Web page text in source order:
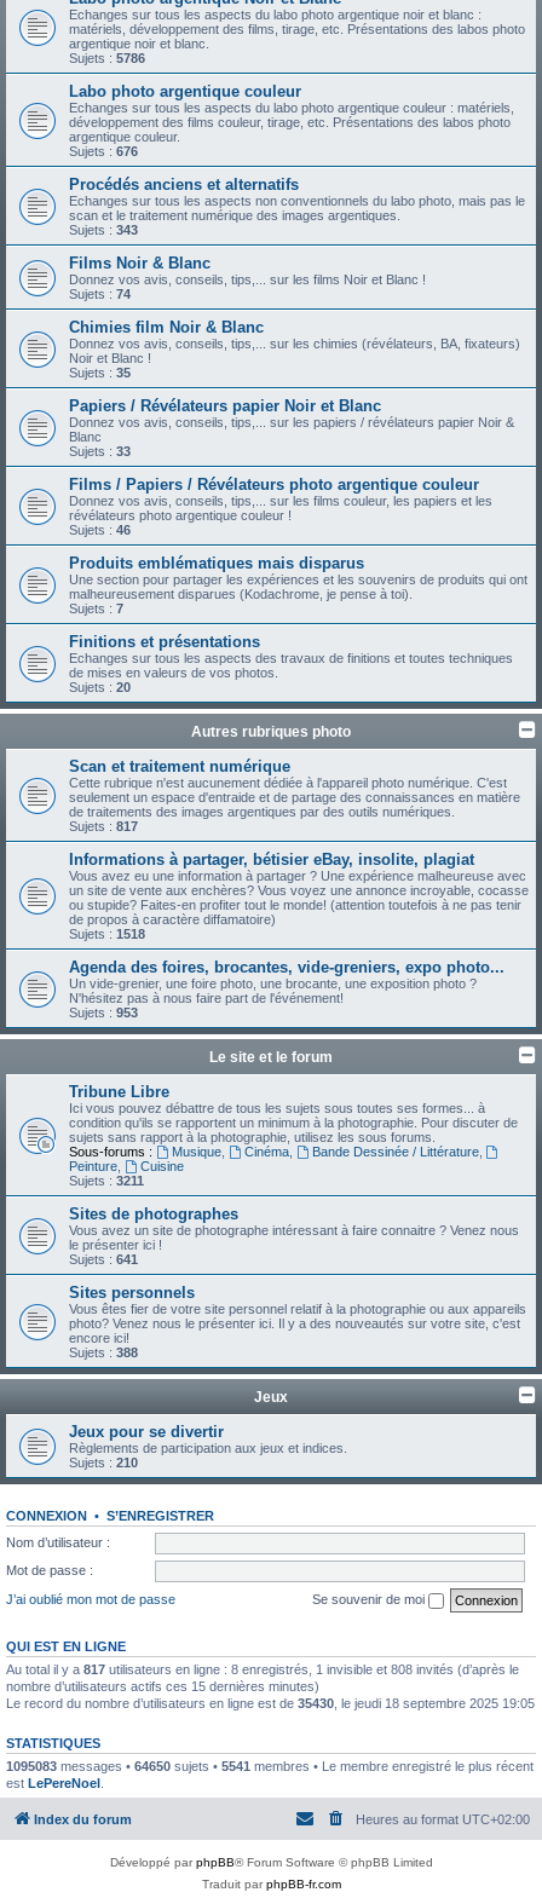
Echanges sur tous les aspects du labo photo argentique noir et blanc :
matériels, développement des films, tirage, etc. Présentations des labos photo
argentique noir et blanc.
Sujets : 5786
Labo photo argentique couleur
Echanges sur tous les aspects du labo photo argentique couleur : matériels,
développement des films couleur, tirage, etc. Présentations des labos photo
argentique couleur.
Sujets : 676
Procédés anciens et alternatifs
Echanges sur tous les aspects non conventionnels du labo photo, mais pas le
scan et le traitement numérique des images argentiques.
Sujets : 343
Films Noir & Blanc
Donnez vos avis, conseils, tips,... sur les films Noir et Blanc !
Sujets : 74
Chimies film Noir & Blanc
Donnez vos avis, conseils, tips,... sur les chimies (révélateurs, BA, fixateurs)
Noir et Blanc !
Sujets : 35
Papiers / Révélateurs papier Noir et Blanc
Donnez vos avis, conseils, tips,... sur les papiers / révélateurs papier Noir &
Blanc
Sujets : 33
Films / Papiers / Révélateurs photo argentique couleur
Donnez vos avis, conseils, tips,... sur les films couleur, les papiers et les
révélateurs photo argentique couleur !
Sujets : 46
Produits emblématiques mais disparus
Une section pour partager les expériences et les souvenirs de produits qui ont
malheureusement disparues (Kodachrome, je pense à toi).
Sujets : 7
Finitions et présentations
Echanges sur tous les aspects des travaux de finitions et toutes techniques
de mises en valeurs de vos photos.
Sujets : 20
Autres rubriques photo
Scan et traitement numérique
Cette rubrique n'est aucunement dédiée à l'appareil photo numérique. C'est
seulement un espace d'entraide et de partage des connaissances en matière
de traitements des images argentiques par des outils numériques.
Sujets : 817
Informations à partager, bétisier eBay, insolite, plagiat
Vous avez eu une information à partager ? Une expérience malheureuse avec
un site de vente aux enchères? Vous voyez une annonce incroyable, cocasse
ou stupide? Faites-en profiter tout le monde! (attention toutefois à ne pas tenir
de propos à caractère diffamatoire)
Sujets : 1518
Agenda des foires, brocantes, vide-greniers, expo photo...
Un vide-grenier, une foire photo, une brocante, une exposition photo ?
N'hésitez pas à nous faire part de l'événement!
Sujets : 953
Le site et le forum
Tribune Libre
Ici vous pouvez débattre de tous les sujets sous toutes ses formes... à
condition qu'ils se rapportent un minimum à la photographie. Pour discuter de
sujets sans rapport à la photographie, utilisez les sous forums.
Sous-forums :
Musique, Cinéma, Bande Dessinée / Littérature,
Peinture
Cuisine
Sujets : 3211
Sites de photographes
Vous avez un site de photographe intéressant à faire connaitre ? Venez nous
le présenter ici !
Sujets : 641
Sites personnels
Vous êtes fier de votre site personnel relatif à la photographie ou aux appareils
photo? Venez nous le présenter ici. Il y a des nouveautés sur votre site, c'est
encore ici!
Sujets : 388
Jeux
Jeux pour se divertir
Règlements de participation aux jeux et indices.
Sujets : 210
CONNEXION • S’ENREGISTRER
Nom d’utilisateur :
Mot de passe :
J’ai oublié mon mot de passe
Se souvenir de moi
QUI EST EN LIGNE
Au total il y a 817 utilisateurs en ligne : 8 enregistrés, 1 invisible et 808 invités (d’après le
nombre d’utilisateurs actifs ces 15 dernières minutes)
Le record du nombre d’utilisateurs en ligne est de 35430 , le jeudi 18 septembre 2025 19:05
STATISTIQUES
1095083 messages • 64650 sujets • 5541 membres • Le membre enregistré le plus récent
est LePereNoel
Index du forum Heures au format UTC+02:00
Développé parphpBB® Forum Software © phpBB Limited
Traduit parphpBB-fr.com